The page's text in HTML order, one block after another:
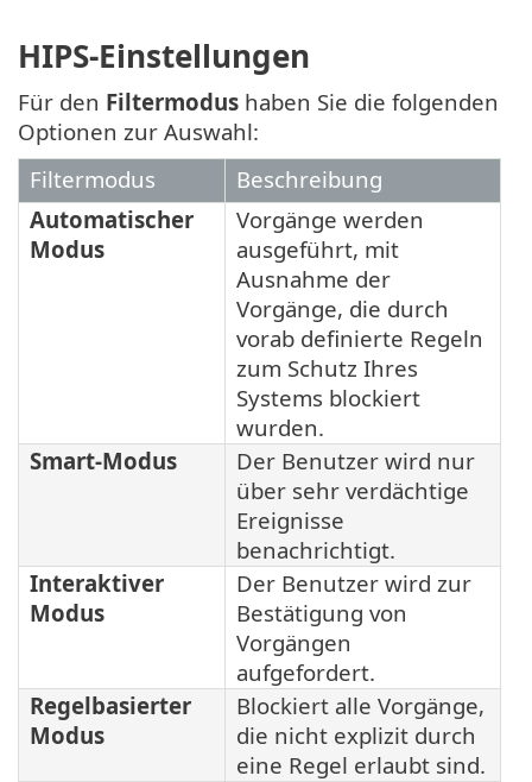
HIPS-Einstellungen
Für den Filtermodus haben Sie die folgenden
Optionen zur Auswahl:
Filtermodus
Beschreibung
Automatischer
Modus
Vorgänge werden
ausgeführt, mit
Ausnahme der
Vorgänge, die durch
vorab definierte Regeln
zum Schutz Ihres
Systems blockiert
wurden.
Smart-Modus
Der Benutzer wird nur
über sehr verdächtige
Ereignisse
benachrichtigt.
Interaktiver
Modus
Der Benutzer wird zur
Bestätigung von
Vorgängen
aufgefordert.
Regelbasierter
Modus
Blockiert alle Vorgänge,
die nicht explizit durch
eine Regel erlaubt sind.